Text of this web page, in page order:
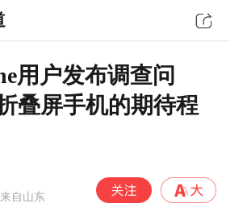
用户发布调查问
叠屏手机的期待程
来自山东